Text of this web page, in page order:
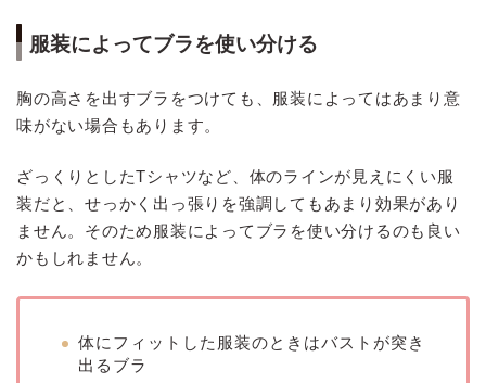
服装によってブラを使い分ける
胸の高さを出すブラをつけても、服装によってはあまり意
味がない場合もあります。
ざっくりとしたTシャツなど、体のラインが見えにくい服
装だと、せっかく出っ張りを強調してもあまり効果があり
ません。そのため服装によってブラを使い分けるのも良い
かもしれません。
体にフィットした服装のときはバストが突き
出るブラ